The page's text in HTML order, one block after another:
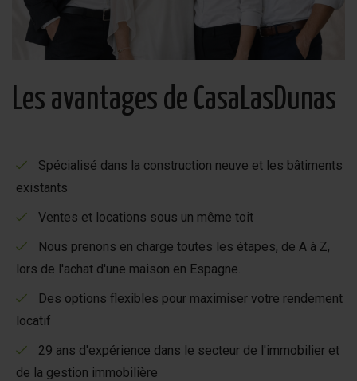
Les avantages de CasaLasDunas
Spécialisé dans la construction neuve et les bâtiments
existants
Ventes et locations sous un même toit
Nous prenons en charge toutes les étapes, de A à Z,
lors de l'achat d'une maison en Espagne.
Des options flexibles pour maximiser votre rendement
locatif
29 ans d'expérience dans le secteur de l'immobilier et
de la gestion immobilière